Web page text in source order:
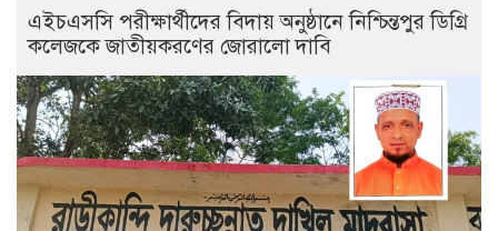
এইচএসসি পরীক্ষার্থীদের বিদায় অনুষ্ঠানে নিশ্চিন্তপুর ডিগ্রি
কলেজকে জাতীয়করণের জোরালো দাবি